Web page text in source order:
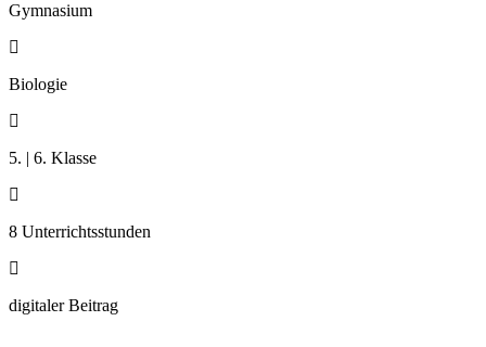
Gymnasium

Biologie

5. | 6. Klasse

8 Unterrichtsstunden

digitaler Beitrag